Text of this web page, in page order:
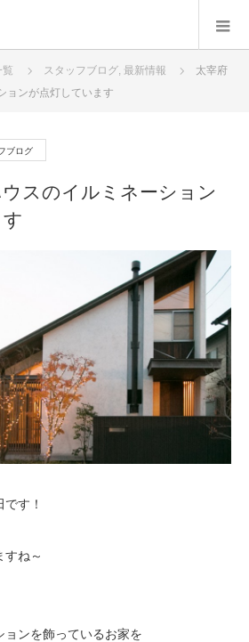
覧 スタッフブログ, 最新情報
太宰府
ョンが点灯しています
ブログ
スのイルミネーション
す！
すね～
ンを飾っているお家を